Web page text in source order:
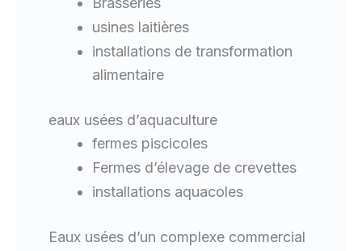
usines laitières
installations de transformation
alimentaire
eaux usées d’aquaculture
fermes piscicoles
Fermes d’élevage de crevettes
installations aquacoles
Eaux usées d’un complexe commercial